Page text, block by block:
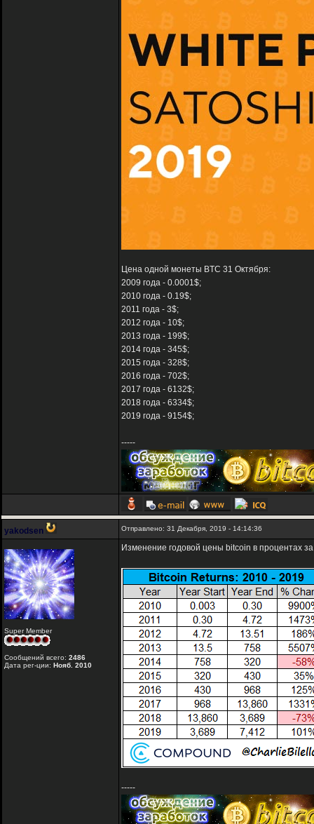
Цена одной монеты BTC 31 Октября:
2009 года - 0.0001$;
2010 года - 0.19$;
2011 года - 3$;
2012 года - 10$;
2013 года - 199$;
2014 года - 345$;
2015 года - 328$;
2016 года - 702$;
2017 года - 6132$;
2018 года - 6334$;
2019 года - 9154$;
-----
yakodsen Отправлено: 31 Декабря, 2019 - 14:14:36
Super Member
Сообщений всего: 2486
Дата рег-ции: Нояб. 2010
Изменение годовой цены bitcoin в процентах
-----